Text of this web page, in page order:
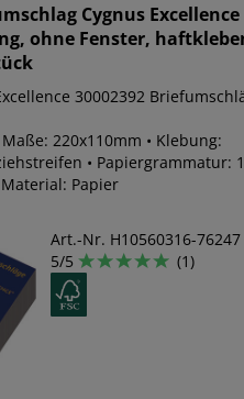
Cygnus Excellence
ohne Fenster,
30002392
220x110mm • Klebung:
• Papiergrammatur:
Material: Papier
Art.-Nr. H10560316-76247
5/5
(1)